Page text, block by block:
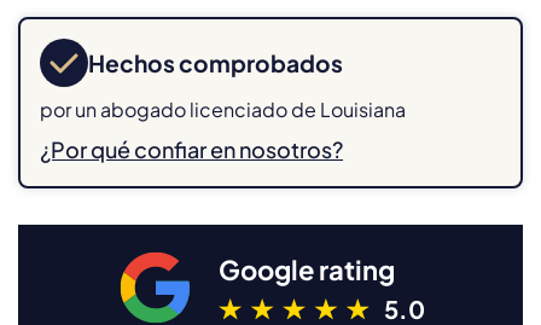
Hechos comprobados
por un abogado licenciado de Louisiana
¿Por qué confiar en nosotros?
Google rating
5.0